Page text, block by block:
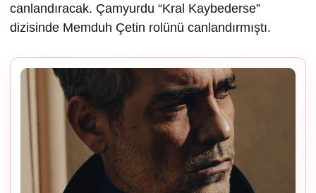
canlandıracak. Çamyurdu “Kral Kaybederse”
dizisinde Memduh Çetin rolünü canlandırmıştı.